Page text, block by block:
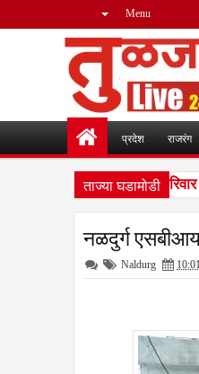
Menu
प्रदेश राजरंग
ताज्या घडामोडी
जिजाऊंच्या वंशजांचे सपरिवार
नळदुर्ग
Naldurg